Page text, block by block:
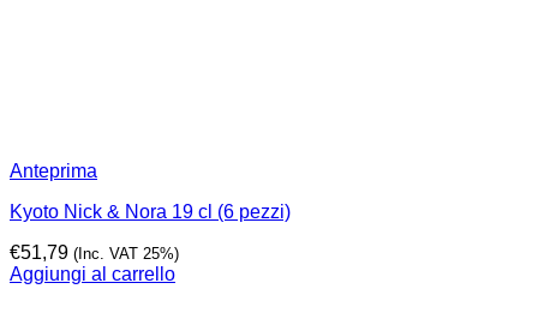
Anteprima
Kyoto Nick & Nora 19 cl (6 pezzi)
€51,79 (Inc. VAT 25%)
Aggiungi al carrello